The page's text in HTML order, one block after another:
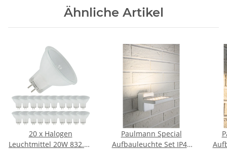
Ähnliche Artikel
20 x Halogen
Leuchtmittel 20W 832.33
Paulmann Special
Aufbauleuchte Set IP44